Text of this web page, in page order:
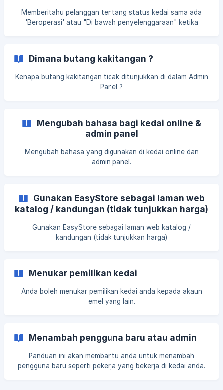
Memberitahu pelanggan tentang status kedai sama ada
'Beroperasi' atau "Di bawah penyelenggaraan" ketika
Dimana butang kakitangan ?
Kenapa butang kakitangan tidak ditunjukkan di dalam Admin
Panel ?
Mengubah bahasa bagi kedai online &
admin panel
Mengubah bahasa yang digunakan di kedai online dan
admin panel.
Gunakan EasyStore sebagai laman web
katalog / kandungan (tidak tunjukkan harga)
Gunakan EasyStore sebagai laman web katalog /
kandungan (tidak tunjukkan harga)
Menukar pemilikan kedai
Anda boleh menukar pemilikan kedai anda kepada akaun
emel yang lain.
Menambah pengguna baru atau admin
Panduan ini akan membantu anda untuk menambah
pengguna baru seperti pekerja yang bekerja di kedai anda.